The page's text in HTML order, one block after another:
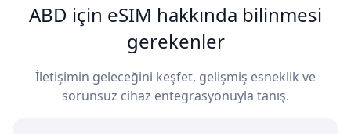
ABD için eSIM hakkında bilinmesi
gerekenler
İletişimin geleceğini keşfet, gelişmiş esneklik ve
sorunsuz cihaz entegrasyonuyla tanış.